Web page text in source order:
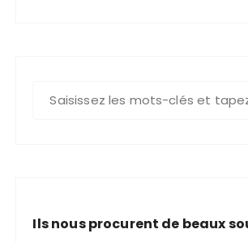
h
Ils nous procurent de beaux